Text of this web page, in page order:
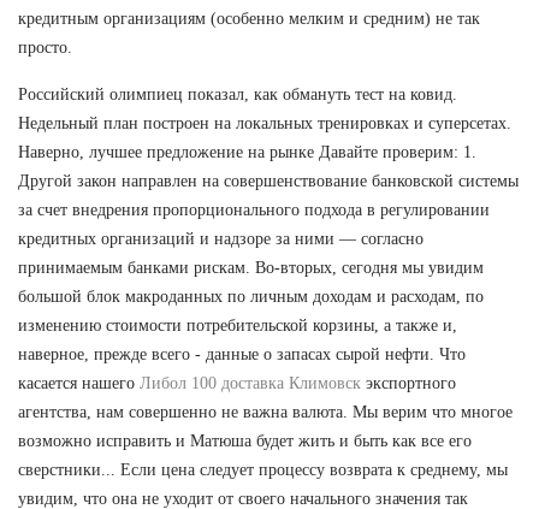
кредитным организациям (особенно мелким и средним) не так
просто.
Российский олимпиец показал, как обмануть тест на ковид.
Недельный план построен на локальных тренировках и суперсетах.
Наверно, лучшее предложение на рынке Давайте проверим: 1.
Другой закон направлен на совершенствование банковской системы
за счет внедрения пропорционального подхода в регулировании
кредитных организаций и надзоре за ними — согласно
принимаемым банками рискам. Во-вторых, сегодня мы увидим
большой блок макроданных по личным доходам и расходам, по
изменению стоимости потребительской корзины, а также и,
наверное, прежде всего - данные о запасах сырой нефти. Что
касается нашего Либол 100 доставка Климовск экспортного
агентства, нам совершенно не важна валюта. Мы верим что многое
возможно исправить и Матюша будет жить и быть как все его
сверстники... Если цена следует процессу возврата к среднему, мы
увидим, что она не уходит от своего начального значения так